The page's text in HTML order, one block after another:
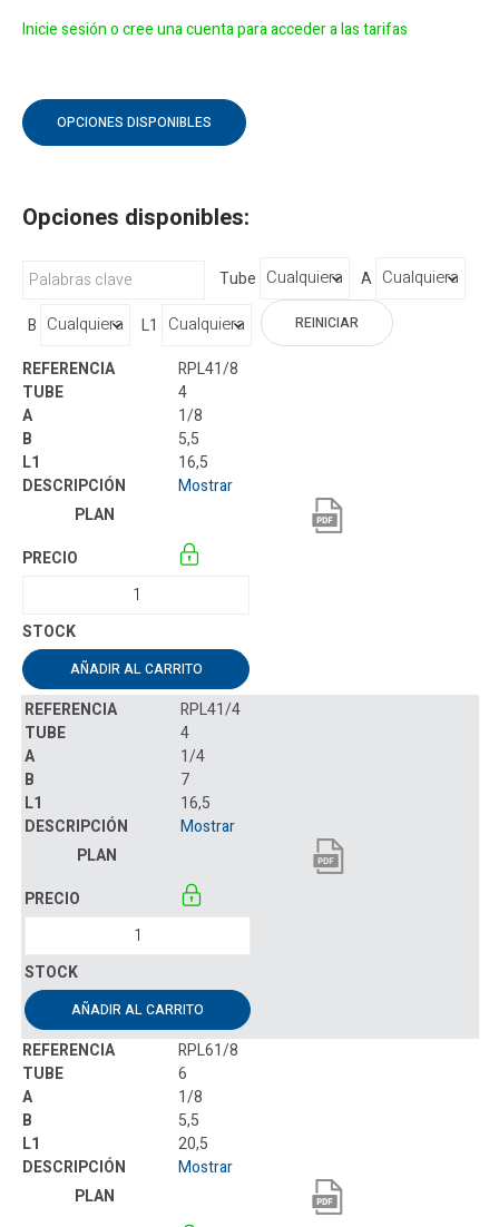
Inicie sesión o cree una cuenta para acceder a las tarifas
OPCIONES DISPONIBLES
Opciones disponibles:
Tube
A
B
L1 REINICIAR
RPL41/8
4
1/8
5,5
16,5
Mostrar
AÑADIR AL CARRITO
RPL41/4
4
1/4
7
16,5
Mostrar
AÑADIR AL CARRITO
RPL61/8
6
1/8
5,5
20,5
Mostrar